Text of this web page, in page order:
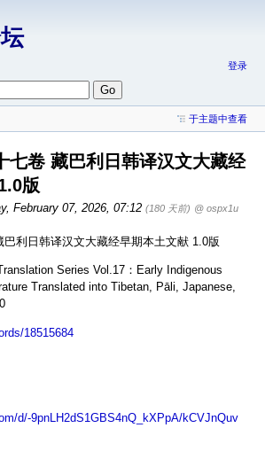
登录
于主题中查看
七卷 藏巴利日韩译汉文大藏经
版
February 07, 2026, 07:12 (180 天前) @ ospx1u
利日韩译汉文大藏经早期本土文献 1.0版
Series Vol.17：Early Indigenous
Translated into Tibetan, Pāli, Japanese,
18515684
d/-9pnLH2dS1GBS4nQ_kXPpA/kCVJnQuv